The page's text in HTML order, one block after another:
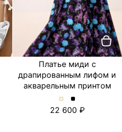
Платье миди с
драпированным лифом и
акварельным принтом
Платье
миди
Платье
миди
22 600